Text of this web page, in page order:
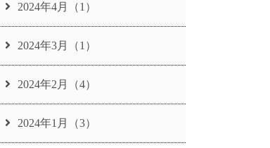
2024年4月（1）
2024年3月（1）
2024年2月（4）
2024年1月（3）